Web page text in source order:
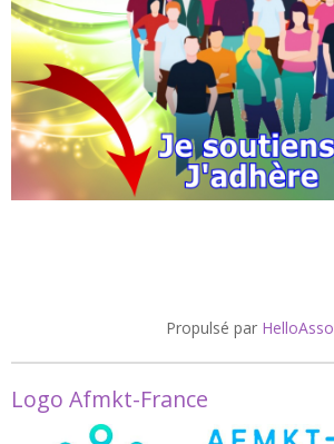
Propulsé par HelloAsso
Logo Afmkt-France